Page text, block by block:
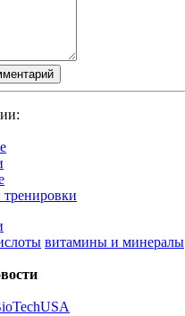
витамины и минералы